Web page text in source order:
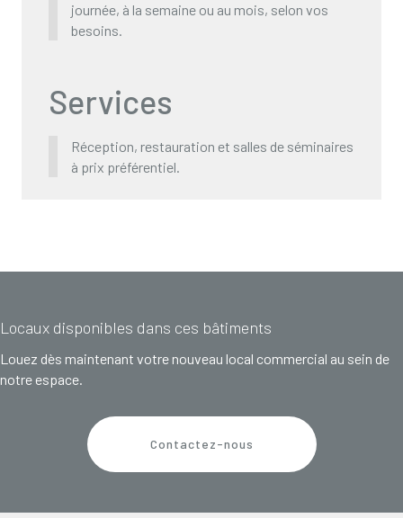
journée, à la semaine ou au mois, selon vos
besoins.
Services
Réception, restauration et salles de séminaires
à prix préférentiel.
Locaux disponibles dans ces bâtiments
Louez dès maintenant votre nouveau local commercial au sein de
notre espace.
Contactez-nous